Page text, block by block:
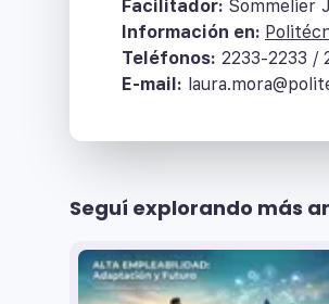
Facilitador: Sommelier
Información en:
Teléfonos: 2233-2233 /
E-mail:
Seguí explorando más